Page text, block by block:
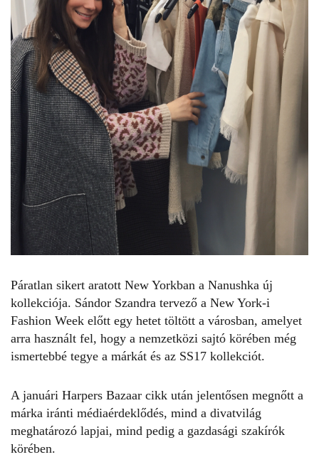
Páratlan sikert aratott New Yorkban a Nanushka új
kollekciója. Sándor Szandra tervező a New York-i
Fashion Week előtt egy hetet töltött a városban, amelyet
arra használt fel, hogy a nemzetközi sajtó körében még
ismertebbé tegye a márkát és az SS17 kollekciót.
A januári Harpers Bazaar cikk után jelentősen megnőtt a
márka iránti médiaérdeklődés, mind a divatvilág
meghatározó lapjai, mind pedig a gazdasági szakírók
körében.